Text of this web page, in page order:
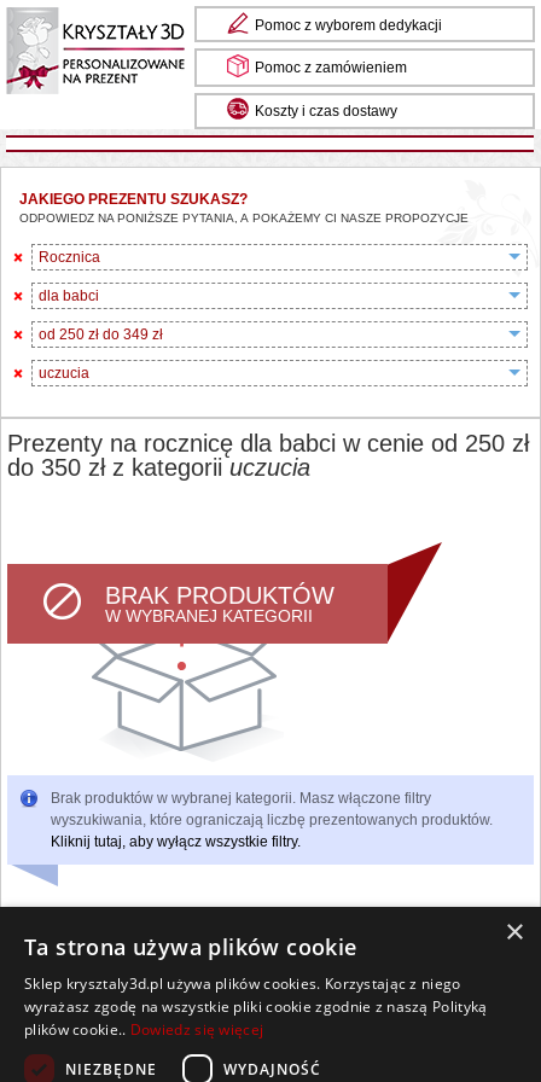
Pomoc z wyborem dedykacji
Pomoc z zamówieniem
Koszty i czas dostawy
JAKIEGO PREZENTU SZUKASZ?
ODPOWIEDZ NA PONIŻSZE PYTANIA, A POKAŻEMY CI NASZE PROPOZYCJE
Rocznica
dla babci
od 250 zł do 349 zł
uczucia
Prezenty na rocznicę dla babci w cenie od 250 zł
do 350 zł z kategorii uczucia
BRAK PRODUKTÓW
W WYBRANEJ KATEGORII
Brak produktów w wybranej kategorii. Masz włączone filtry
wyszukiwania, które ograniczają liczbę prezentowanych produktów.
Kliknij tutaj, aby wyłącz wszystkie filtry.
Wszelkie prawa zastrzeżone
Kontakt Współpraca Regulamin
Pomoc Strona główna
×
Ta strona używa plików cookie
Sklep krysztaly3d.pl używa plików cookies. Korzystając z niego
wyrażasz zgodę na wszystkie pliki cookie zgodnie z naszą Polityką
plików cookie.. Dowiedz się więcej
NIEZBĘDNE
WYDAJNOŚĆ